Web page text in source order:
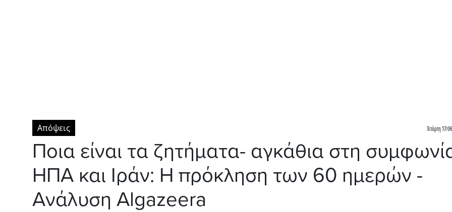
Απόψεις Τετάρτη 17/
Ποια είναι τα ζητήματα- αγκάθια στη
ΗΠΑ και Ιράν: Η πρόκληση των 60 ημερών -
Aνάλυση Algazeera